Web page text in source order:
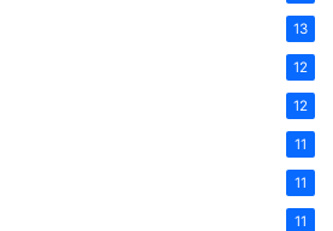
13
12
12
11
11
11